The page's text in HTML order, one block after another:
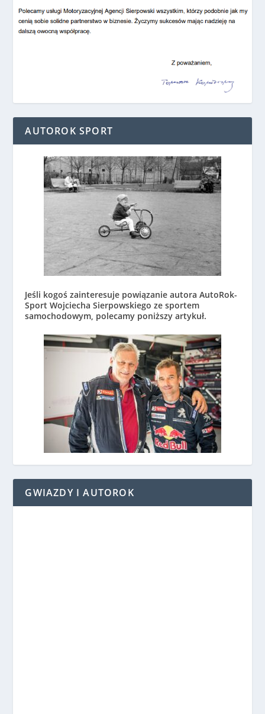
AUTOROK SPORT
Jeśli kogoś zainteresuje powiązanie autora AutoRok-
Sport Wojciecha Sierpowskiego ze sportem
samochodowym, polecamy poniższy artykuł.
GWIAZDY I AUTOROK